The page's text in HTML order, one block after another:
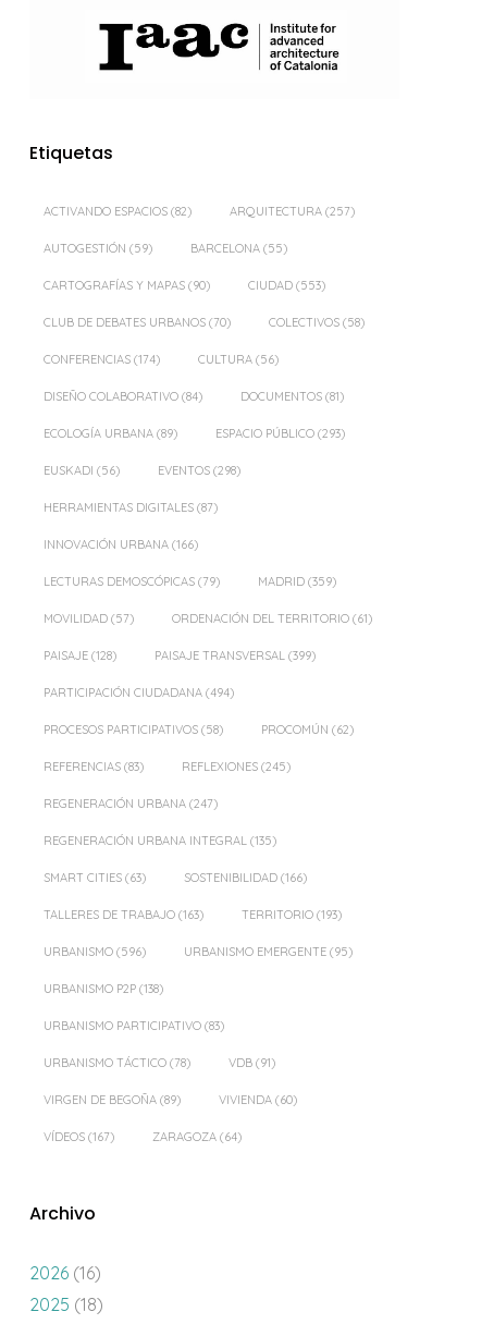
Etiquetas
ACTIVANDO ESPACIOS (82) ARQUITECTURA (257)
AUTOGESTIÓN (59) BARCELONA (55)
CARTOGRAFÍAS Y MAPAS (90) CIUDAD (553)
CLUB DE DEBATES URBANOS (70) COLECTIVOS (58)
CONFERENCIAS (174) CULTURA (56)
DISEÑO COLABORATIVO (84) DOCUMENTOS (81)
ECOLOGÍA URBANA (89) ESPACIO PÚBLICO (293)
EUSKADI (56) EVENTOS (298)
HERRAMIENTAS DIGITALES (87)
INNOVACIÓN URBANA (166)
LECTURAS DEMOSCÓPICAS (79) MADRID (359)
MOVILIDAD (57) ORDENACIÓN DEL TERRITORIO (61)
PAISAJE (128) PAISAJE TRANSVERSAL (399)
PARTICIPACIÓN CIUDADANA (494)
PROCESOS PARTICIPATIVOS (58) PROCOMÚN (62)
REFERENCIAS (83) REFLEXIONES (245)
REGENERACIÓN URBANA (247)
REGENERACIÓN URBANA INTEGRAL (135)
SMART CITIES (63) SOSTENIBILIDAD (166)
TALLERES DE TRABAJO (163) TERRITORIO (193)
URBANISMO (596) URBANISMO EMERGENTE (95)
URBANISMO P2P (138)
URBANISMO PARTICIPATIVO (83)
URBANISMO TÁCTICO (78) VDB (91)
VIRGEN DE BEGOÑA (89) VIVIENDA (60)
VÍDEOS (167) ZARAGOZA (64)
Archivo
2026 (16)
2025 (18)